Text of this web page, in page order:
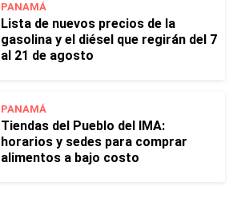
PANAMÁ
Lista de nuevos precios de la
gasolina y el diésel que regirán del 7
al 21 de agosto
PANAMÁ
Tiendas del Pueblo del IMA:
horarios y sedes para comprar
alimentos a bajo costo